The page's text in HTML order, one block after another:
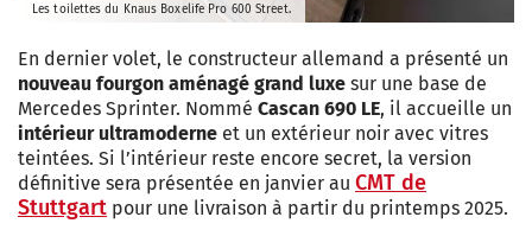
Les toilettes du Knaus Boxelife Pro 600 Street.
En dernier volet, le constructeur allemand a présenté un
nouveau fourgon aménagé grand luxe sur une base de
Mercedes Sprinter. Nommé Cascan 690 LE, il accueille un
intérieur ultramoderne et un extérieur noir avec vitres
teintées. Si l’intérieur reste encore secret, la version
définitive sera présentée en janvier au CMT de
Stuttgart pour une livraison à partir du printemps 2025.